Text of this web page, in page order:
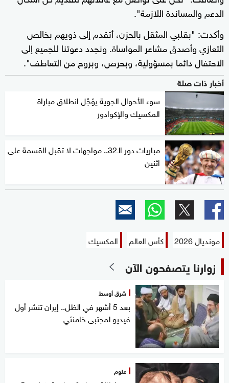
الدعم والمساندة اللازمة".
وأكدت: "بقلبي المثقل بالحزن، أتقدم إلى ذويهم بخالص
التعازي وأصدق مشاعر المواساة. ونجدد دعوتنا للجميع إلى
الاحتفال دائما بمسؤولية، وبحرص، وبروح من التعاطف".
أخبار ذات صلة
سوء الأحوال الجوية يؤجّل انطلاق مباراة
المكسيك والإكوادور
مباريات دور الـ32.. مواجهات لا تقبل القسمة على
اثنين
مونديال 2026 كأس العالم المكسيك
زوارنا يتصفحون الآن
شرق أوسط
بعد 5 أشهر في الظل.. إيران تنشر أول
فيديو لمجتبى خامنئي
علوم